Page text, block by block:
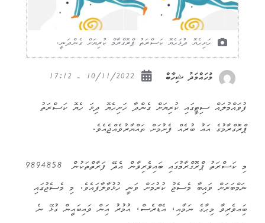
ހަށިހެޔޮ ދުޅަހެޔޮ ކަސްރަތު ޕްރޮގްރާމް ކުރިޔަށް ގެންދަނީ.
މުހައްމަދު ޝިހާބް
ފުވައްމުލައް ސިޓީގައި ކުރިޔަށް ގެންދާ ހަށިހެޔޮ ދިޅަ ހެޔޮ ކަސްރަތު
ޕްރޮގްރާމުގެ އައު ބުރެއް ފެށުމަށް ތައްޔާރުވެއްޖެއެވެ.
މި ކަސްރަތު ޕްރޮގްރާމުގައި ބައިވެރިވާން އެދޭ ފަރާތްތަކުން 9894858
ނަމްބަރަށް ވައިބާ މެސެޖު ކުރުމަށް ވަނީ ހުޅުވާލާފައެވެ. މި މެސެޖުގައި
ބަިއވެރިވާ މިޙާގެ ނަމާއި، އެޑްރެސް، އުމުރު އަިން ވައިބައީން ގުޅޭ ނެ